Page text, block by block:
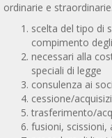
ordinarie e
scelta del tipo di
compimento
necessari alla
speciali di legge
consulenza ai
cessione/
trasferimento/
fusioni, scissioni,